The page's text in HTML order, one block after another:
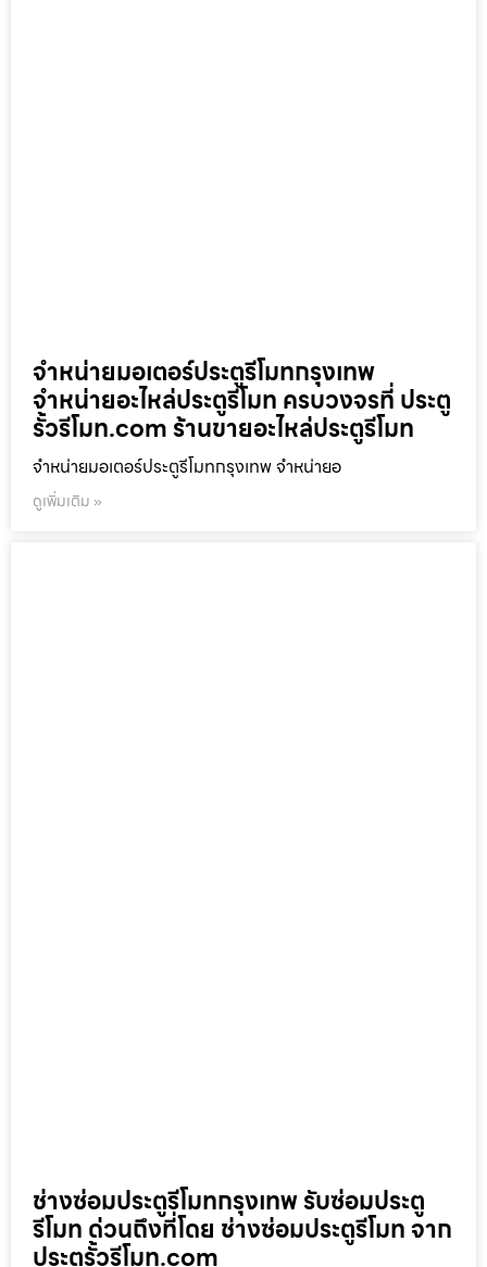
จำหน่ายมอเตอร์ประตูรีโมทกรุงเทพ
จำหน่ายอะไหล่ประตูรีโมท ครบวงจรที่ ประตู
รั้วรีโมท.com ร้านขายอะไหล่ประตูรีโมท
จำหน่ายมอเตอร์ประตูรีโมทกรุงเทพ จำหน่ายอ
ดูเพิ่มเติม »
ช่างซ่อมประตูรีโมทกรุงเทพ รับซ่อมประตู
รีโมท ด่วนถึงที่โดย ช่างซ่อมประตูรีโมท จาก
ประตูรั้วรีโมท.com